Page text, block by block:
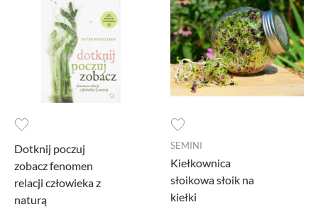
Dotknij poczuj
zobacz fenomen
relacji człowieka z
naturą
SEMINI
Kiełkownica
słoikowa słoik na
kiełki